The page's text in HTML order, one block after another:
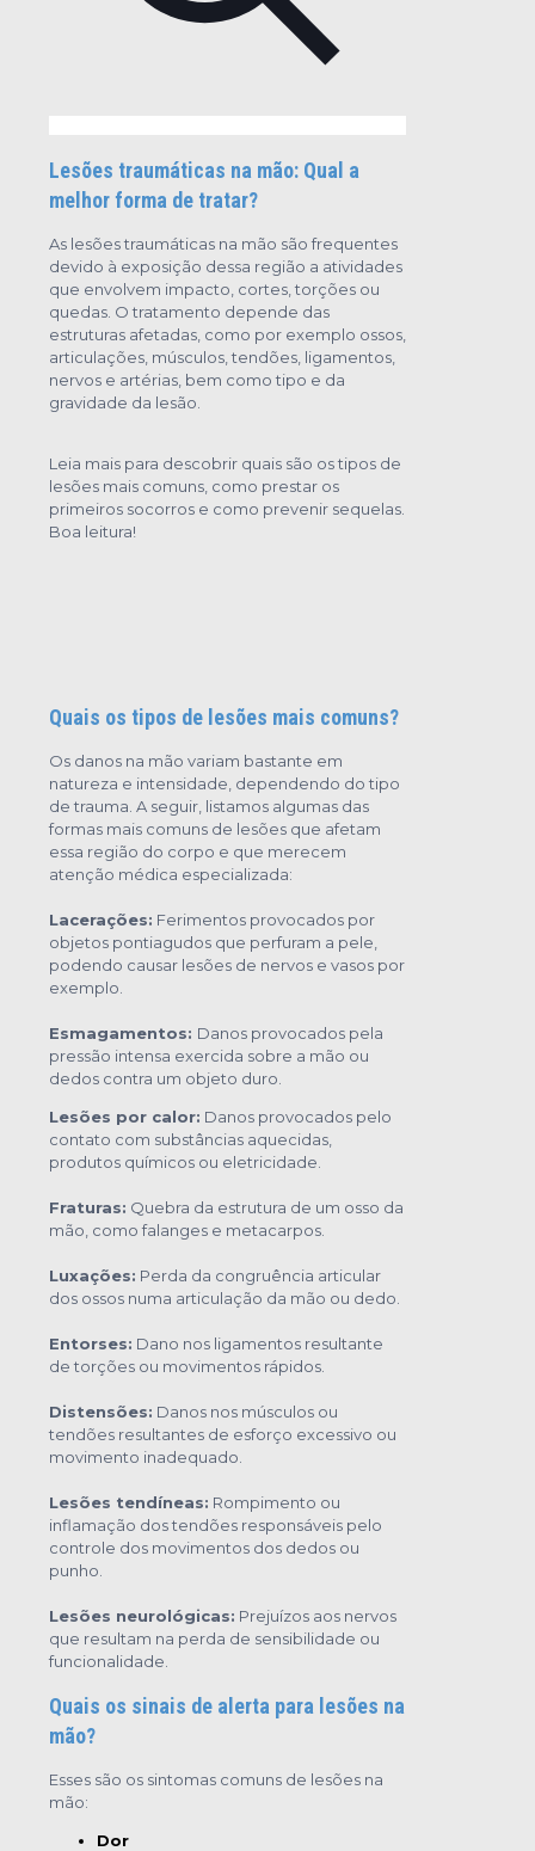
Lesões traumáticas na mão: Qual a
melhor forma de tratar?
As lesões traumáticas na mão são frequentes
devido à exposição dessa região a atividades
que envolvem impacto, cortes, torções ou
quedas. O tratamento depende das
estruturas afetadas, como por exemplo ossos,
articulações, músculos, tendões, ligamentos,
nervos e artérias, bem como tipo e da
gravidade da lesão.
Leia mais para descobrir quais são os tipos de
lesões mais comuns, como prestar os
primeiros socorros e como prevenir sequelas.
Boa leitura!
Quais os tipos de lesões mais comuns?
Os danos na mão variam bastante em
natureza e intensidade, dependendo do tipo
de trauma. A seguir, listamos algumas das
formas mais comuns de lesões que afetam
essa região do corpo e que merecem
atenção médica especializada:
Lacerações: Ferimentos provocados por
objetos pontiagudos que perfuram a pele,
podendo causar lesões de nervos e vasos por
exemplo.
Esmagamentos: Danos provocados pela
pressão intensa exercida sobre a mão ou
dedos contra um objeto duro.
Lesões por calor: Danos provocados pelo
contato com substâncias aquecidas,
produtos químicos ou eletricidade.
Fraturas: Quebra da estrutura de um osso da
mão, como falanges e metacarpos.
Luxações: Perda da congruência articular
dos ossos numa articulação da mão ou dedo.
Entorses: Dano nos ligamentos resultante
de torções ou movimentos rápidos.
Distensões: Danos nos músculos ou
tendões resultantes de esforço excessivo ou
movimento inadequado.
Lesões tendíneas: Rompimento ou
inflamação dos tendões responsáveis pelo
controle dos movimentos dos dedos ou
punho.
Lesões neurológicas: Prejuízos aos nervos
que resultam na perda de sensibilidade ou
funcionalidade.
Quais os sinais de alerta para lesões na
mão?
Esses são os sintomas comuns de lesões na
mão:
Dor